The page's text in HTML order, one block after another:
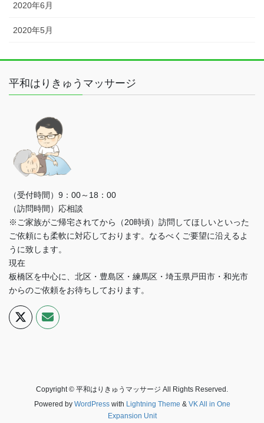
2020年6月
2020年5月
平和はりきゅうマッサージ
（受付時間）9：00～18：00
（訪問時間）応相談
※ご家族がご帰宅されてから（20時頃）訪問してほしいといった
ご依頼にも柔軟に対応しております。なるべくご要望に沿えるよ
うに致します。
現在
板橋区を中心に、北区・豊島区・練馬区・埼玉県戸田市・和光市
からのご依頼をお待ちしております。
Copyright © 平和はりきゅうマッサージ All Rights Reserved.
Powered by WordPresswith Lightning Theme & VK All in One
Expansion Unit